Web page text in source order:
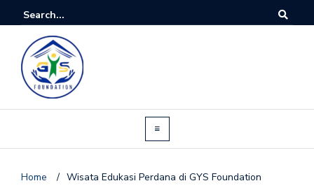
Home / Wisata Edukasi Perdana di GYS Foundation